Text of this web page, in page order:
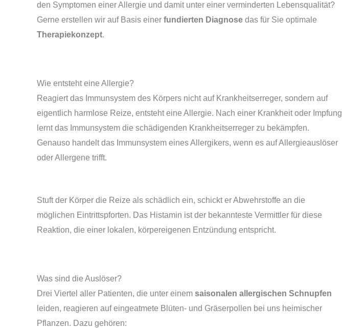
den Symptomen einer Allergie und damit unter einer verminderten Lebensqualität?
Gerne erstellen wir auf Basis einer fundierten Diagnose das für Sie optimale
Therapiekonzept.
Wie entsteht eine Allergie?
Reagiert das Immunsystem des Körpers nicht auf Krankheitserreger, sondern auf
eigentlich harmlose Reize, entsteht eine Allergie. Nach einer Krankheit oder Impfung
lernt das Immunsystem die schädigenden Krankheitserreger zu bekämpfen.
Genauso handelt das Immunsystem eines Allergikers, wenn es auf Allergieauslöser
oder Allergene trifft.
Stuft der Körper die Reize als schädlich ein, schickt er Abwehrstoffe an die
möglichen Eintrittspforten. Das Histamin ist der bekannteste Vermittler für diese
Reaktion, die einer lokalen, körpereigenen Entzündung entspricht.
Was sind die Auslöser?
Drei Viertel aller Patienten, die unter einem saisonalen allergischen Schnupfen
leiden, reagieren auf eingeatmete Blüten- und Gräserpollen bei uns heimischer
Pflanzen. Dazu gehören: